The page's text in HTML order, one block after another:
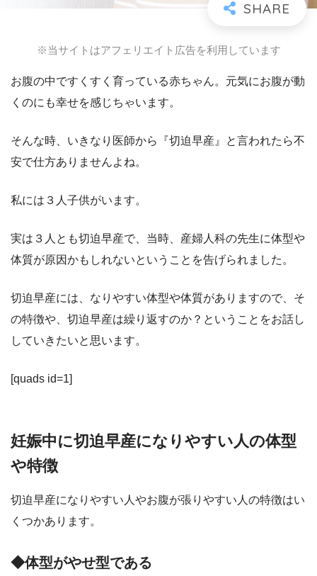
※当サイトはアフェリエイト広告を利用しています
お腹の中ですくすく育っている赤ちゃん。元気にお腹が動
くのにも幸せを感じちゃいます。
そんな時、いきなり医師から『切迫早産』と言われたら不
安で仕方ありませんよね。
私には３人子供がいます。
実は３人とも切迫早産で、当時、産婦人科の先生に体型や
体質が原因かもしれないということを告げられました。
切迫早産には、なりやすい体型や体質がありますので、そ
の特徴や、切迫早産は繰り返すのか？ということをお話し
していきたいと思います。
[quads id=1]
妊娠中に切迫早産になりやすい人の体型
や特徴
切迫早産になりやすい人やお腹が張りやすい人の特徴はい
くつかあります。
◆体型がやせ型である